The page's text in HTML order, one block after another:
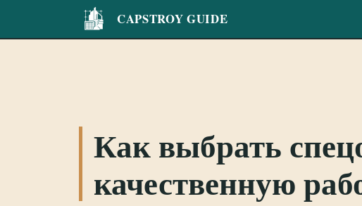
CAPSTROY GUIDE
Как выбрать
качественную